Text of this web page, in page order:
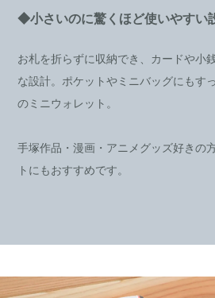
◆小さいのに驚くほど使いやすい
お札を折らずに収納でき、カードや小
な設計。ポケットやミニバッグにもす
のミニウォレット。
手塚作品・漫画・アニメグッズ好きの
トにもおすすめです。